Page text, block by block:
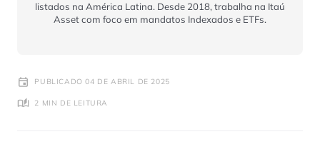
listados na América Latina. Desde 2018, trabalha na Itaú
Asset com foco em mandatos Indexados e ETFs.
PUBLICADO 04 DE ABRIL DE 2025
2 MIN DE LEITURA